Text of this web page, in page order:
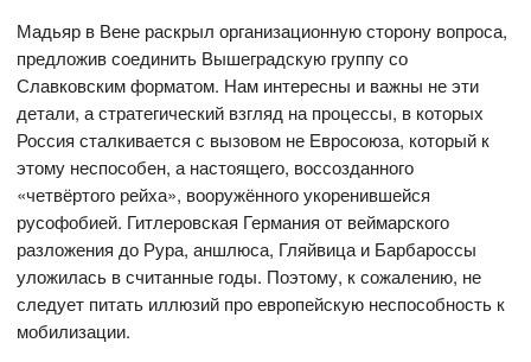
Мадьяр в Вене раскрыл организационную сторону вопроса,
предложив соединить Вышеградскую группу со
Славковским форматом. Нам интересны и важны не эти
детали, а стратегический взгляд на процессы, в которых
Россия сталкивается с вызовом не Евросоюза, который к
этому неспособен, а настоящего, воссозданного
«четвёртого рейха», вооружённого укоренившейся
русофобией. Гитлеровская Германия от веймарского
разложения до Рура, аншлюса, Гляйвица и Барбароссы
уложилась в считанные годы. Поэтому, к сожалению, не
следует питать иллюзий про европейскую неспособность к
мобилизации.